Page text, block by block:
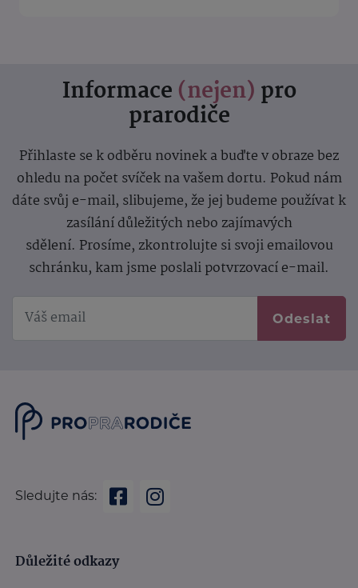
Informace (nejen) pro
prarodiče
Přihlaste se k odběru novinek a buďte v obraze bez
ohledu na počet svíček na vašem dortu. Pokud nám
dáte svůj e-mail, slibujeme, že jej budeme používat k
zasílání důležitých nebo zajímavých
sdělení. Prosíme, zkontrolujte si svoji emailovou
schránku, kam jsme poslali potvrzovací e-mail.
Odeslat
Sledujte nás:
Důležité odkazy